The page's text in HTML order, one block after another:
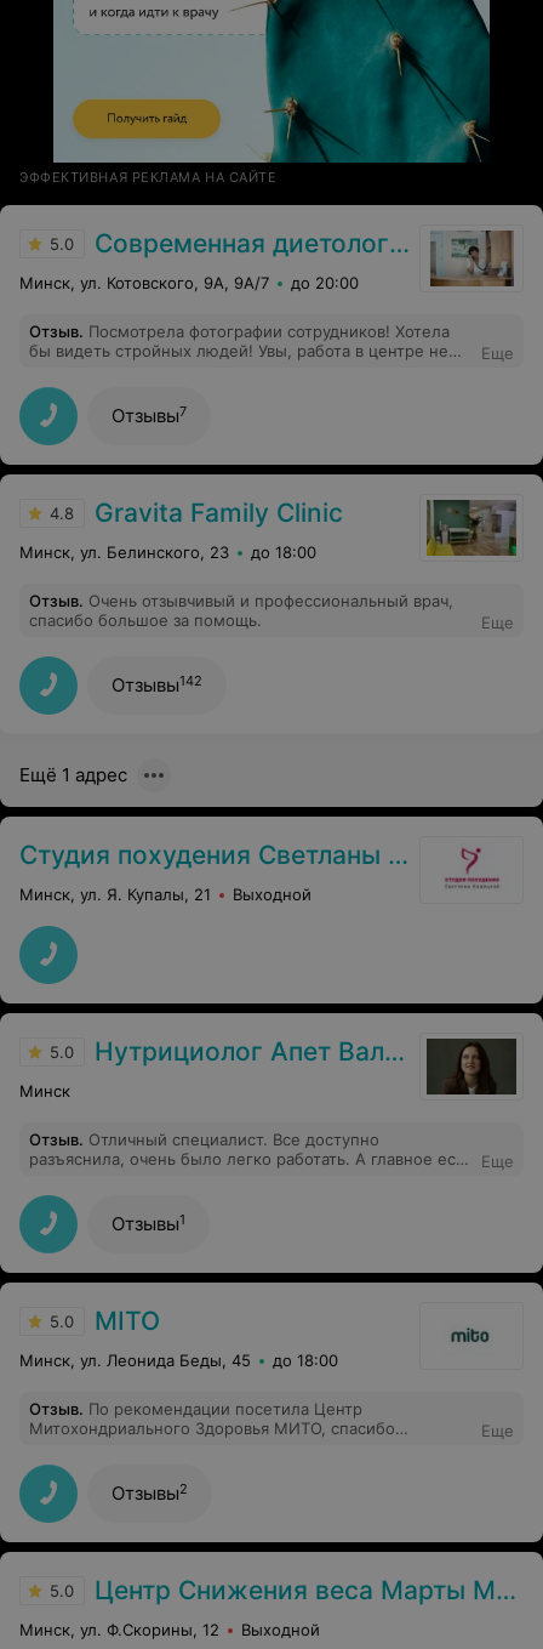
ЭФФЕКТИВНАЯ РЕКЛАМА НА САЙТЕ
5.0 Современная диетология
Минск, ул. Котовского, 9А, 9А/7 до 20:00
Отзыв. Посмотрела фотографии сотрудников! Хотела
бы видеть стройных людей! Увы, работа в центре не
не совершенна? Решила отказаться от визита.
Еще
Отзывы7
4.8 Gravita Family Clinic
Минск, ул. Белинского, 23 до 18:00
Отзыв. Очень отзывчивый и профессиональный врач,
спасибо большое за помощь.
Еще
Отзывы142
Ещё 1 адрес
Студия похудения Светланы Кашицкой
Минск, ул. Я. Купалы, 21 Выходной
5.0 Нутрициолог Апет Валерия Сергеевна
Минск
Отзыв. Отличный специалист. Все доступно
разъяснила, очень было легко работать. А главное есть
Еще
Отзывы1
5.0 MITO
Минск, ул. Леонида Беды, 45 до 18:00
Отзыв. По рекомендации посетила Центр
Митохондриального Здоровья МИТО, спасибо
специалисты большого уровня, все рассказали, на все
вопросы дали ответы. Записалась на программу к
нутрициологу с каждым днем чувствую себя все
лучше.
Еще
Отзывы2
5.0 Центр Снижения веса Марты Марудовой
Минск, ул. Ф.Скорины, 12 Выходной